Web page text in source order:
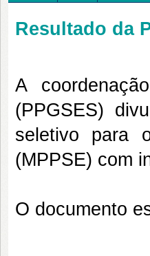
Resultado da
A
(PPGSES)
seletivo para
(MPPSE) com
O documento